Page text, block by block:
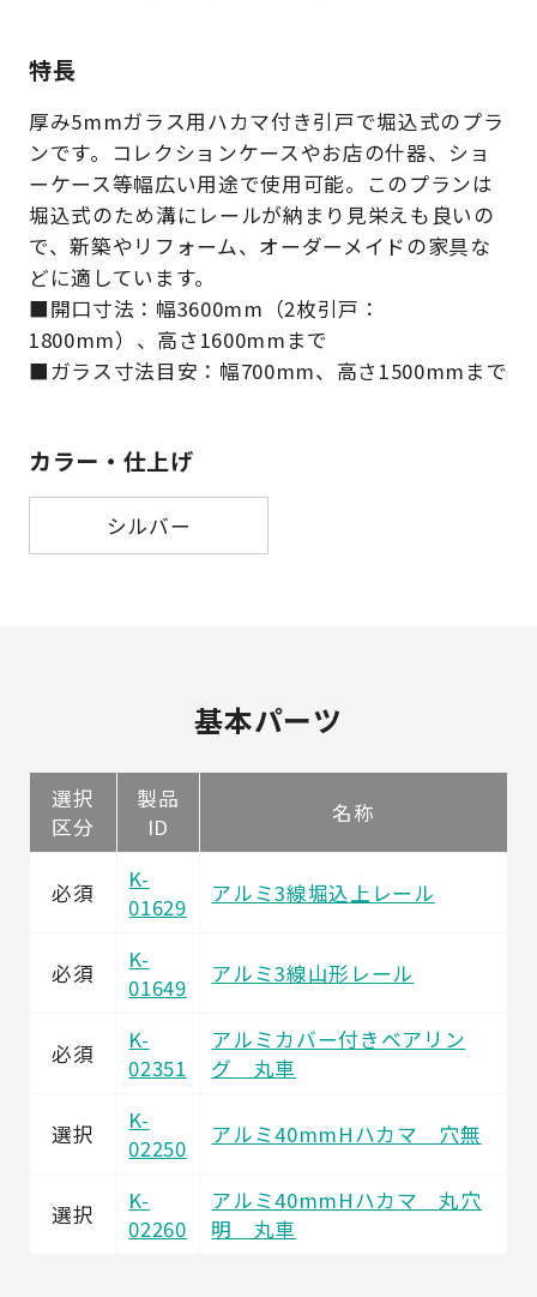
特長
厚み5mmガラス用ハカマ付き引戸で堀込式のプラ
ンです。コレクションケースやお店の什器、ショ
ーケース等幅広い用途で使用可能。このプランは
堀込式のため溝にレールが納まり見栄えも良いの
で、新築やリフォーム、オーダーメイドの家具な
どに適しています。
■開口寸法：幅3600mm（2枚引戸：
1800mm）、高さ1600mmまで
■ガラス寸法目安：幅700mm、高さ1500mmまで
カラー・仕上げ
シルバー
基本パーツ
選択
区分
製品
ID
名称
必須
K-
01629
アルミ3線堀込上レール
必須
K-
01649
アルミ3線山形レール
必須
K-
02351
アルミカバー付きベアリン
グ 丸車
選択
K-
02250
アルミ40mmHハカマ 穴無
選択
K-
02260
アルミ40mmHハカマ 丸穴
明 丸車